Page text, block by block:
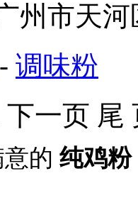
州市天
- 调味粉
下一页 尾
的 纯鸡粉